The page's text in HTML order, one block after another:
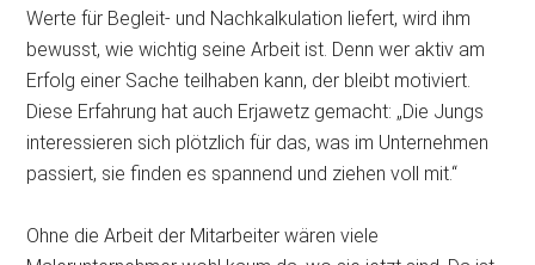
Werte für Begleit- und Nachkalkulation liefert, wird ihm
bewusst, wie wichtig seine Arbeit ist. Denn wer aktiv am
Erfolg einer Sache teilhaben kann, der bleibt motiviert.
Diese Erfahrung hat auch Erjawetz gemacht: „Die Jungs
interessieren sich plötzlich für das, was im Unternehmen
passiert, sie finden es spannend und ziehen voll mit.“
Ohne die Arbeit der Mitarbeiter wären viele